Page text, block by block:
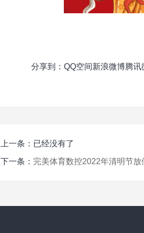
分享到： QQ空间新浪微博腾讯
上一条：已经没有了
下一条： 完美体育数控2022年清明节